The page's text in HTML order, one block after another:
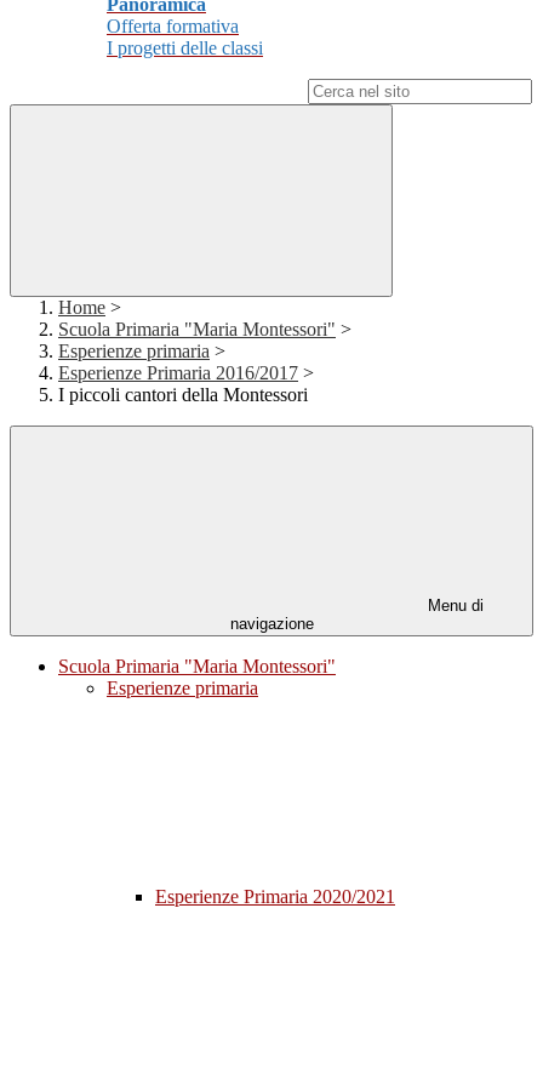
Panoramica
Offerta formativa
I progetti delle classi
Home >
Scuola Primaria "Maria Montessori" >
Esperienze primaria >
Esperienze Primaria 2016/2017 >
I piccoli cantori della Montessori
Menu di
navigazione
Scuola Primaria "Maria Montessori"
Esperienze primaria
Esperienze Primaria 2020/2021